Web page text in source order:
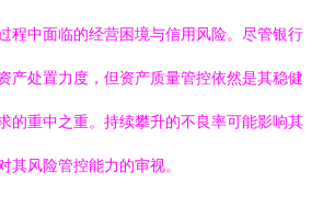
程中面临的经营困境与信用风险。尽管银行
产处置力度，但资产质量管控依然是其稳健
的重中之重。持续攀升的不良率可能影响其
其风险管控能力的审视。